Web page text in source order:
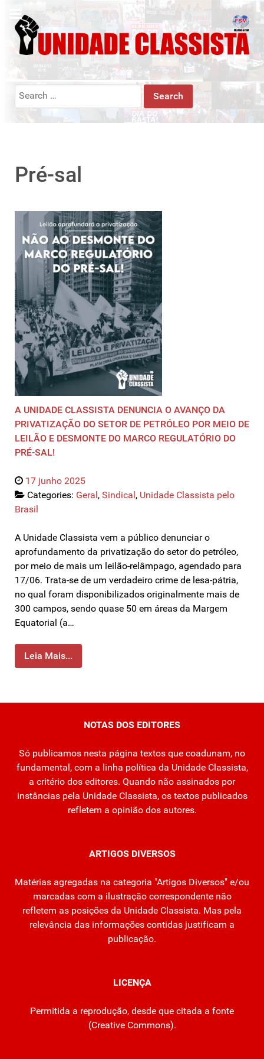
Search
Pré-sal
A UNIDADE CLASSISTA DENUNCIA O AVANÇO DA
PRIVATIZAÇÃO DO SETOR DE PETRÓLEO POR MEIO DE
LEILÃO E DESMONTE DO MARCO REGULATÓRIO DO
PRÉ-SAL!
17 junho 2025
Categories: Geral, Sindical, Unidade Classista pelo
Brasil
A Unidade Classista vem a público denunciar o
aprofundamento da privatização do setor do petróleo,
por meio de mais um leilão-relâmpago, agendado para
17/06. Trata-se de um verdadeiro crime de lesa-pátria,
no qual foram disponibilizados originalmente mais de
300 campos, sendo quase 50 em áreas da Margem
Equatorial (a…
Leia Mais...
NOTAS DOS EDITORES
Só publicamos nesta página textos que coadunam, no
fundamental, com a linha política da Unidade Classista,
a critério dos editores. Quando não assinados por
instâncias pela Unidade Classista, os textos publicados
refletem a opinião dos autores.
ARTIGOS DIVERSOS
Matérias agregadas na categoria "Artigos Diversos" e/ou
marcadas com a ilustração correspondente não
refletem as posições da Unidade Classista. Mas pela
relevância das informações contidas justificam a
publicação.
LICENÇA
Permitida a reprodução, desde que citada a fonte
(Creative Commons).